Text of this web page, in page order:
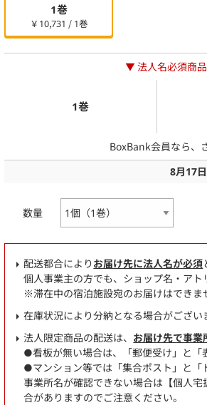
1巻
￥10,731 / 1巻
▼ 法人名必須商
1巻
BoxBank会員なら、
8月17
数量
配送都合により お届け先に法人名が必須
個人事業主の方でも、ショップ名・アト
※滞在中の宿泊施設宛のお届けはできま
在庫状況により分納となる場合がござい
法人限定商品の配送は、 お届け先で事業
●看板が無い場合は、「郵便受け」と「
●マンション等では「集合ポスト」と「
事業所名が確認できない場合は【個人
合がありますのでご注意ください。